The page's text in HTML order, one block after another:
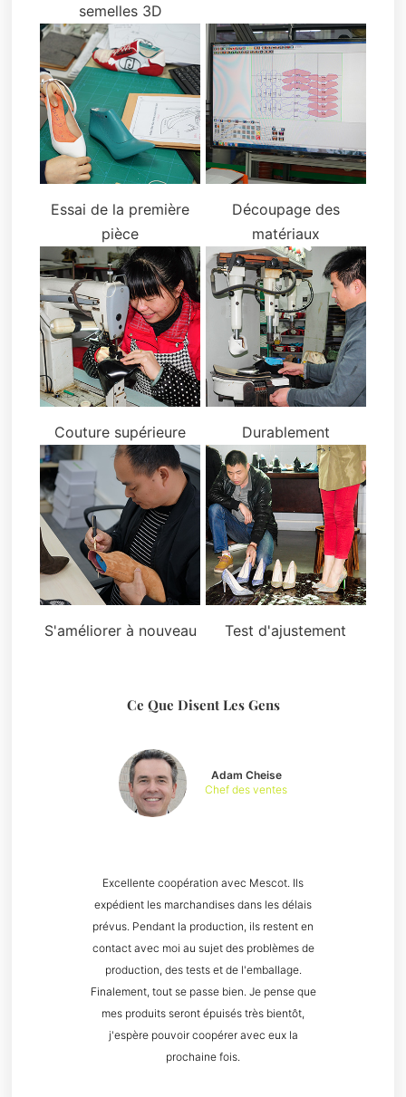
semelles 3D
Essai de la première
pièce
Découpage des
matériaux
Couture supérieure Durablement
S'améliorer à nouveau Test d'ajustement
Ce Que Disent Les Gens
Excellente coopération avec Mescot. Ils
expédient les marchandises dans les délais
prévus. Pendant la production, ils restent en
contact avec moi au sujet des problèmes de
production, des tests et de l'emballage.
Finalement, tout se passe bien. Je pense que
mes produits seront épuisés très bientôt,
j'espère pouvoir coopérer avec eux la
prochaine fois.
Adam Cheise
Chef des ventes